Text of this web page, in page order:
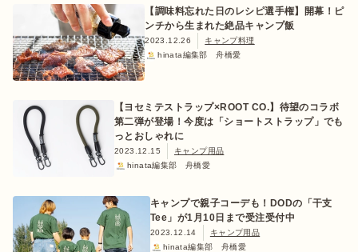
【調味料忘れた日のレシピ選手権】開幕！ピ
ンチから生まれた絶品キャンプ飯
2023.12.26
キャンプ料理
hinata編集部 舟橋愛
【ヨセミテストラップ×ROOT CO.】待望のコラボ
第二弾が登場！今度は「ショートストラップ」でも
っとおしゃれに
2023.12.15
キャンプ用品
hinata編集部 舟橋愛
キャンプで親子コーデも！DODの「干支
Tee」が1月10日まで受注受付中
2023.12.14
キャンプ用品
hinata編集部 舟橋愛
キャンプ場
how to
初めての方